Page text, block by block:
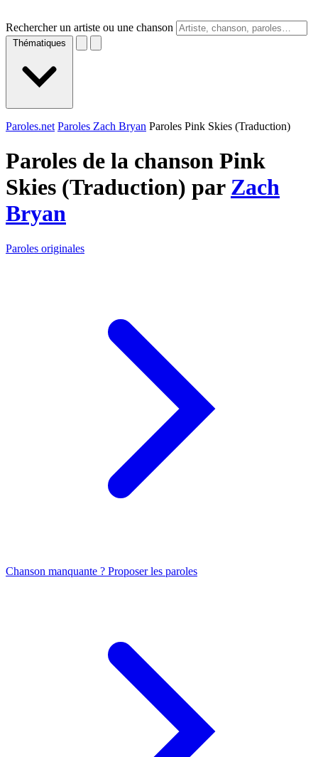
Rechercher un artiste ou une chanson
Thématiques
Paroles.net Paroles Zach Bryan Paroles Pink Skies (Traduction)
Paroles de la chanson Pink
Skies (Traduction) par Zach
Bryan
Paroles originales
Chanson manquante ? Proposer les paroles